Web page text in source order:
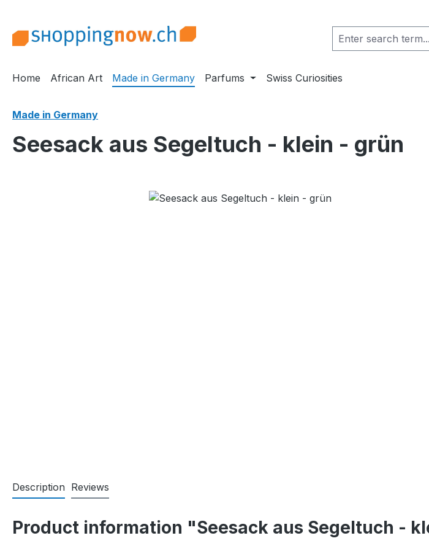
Home African Art Made in Germany Parfums Swiss Curiosities
Made in Germany
Seesack aus Segeltuch - klein - grün
Description Reviews
Product information "Seesack aus Segeltuch -